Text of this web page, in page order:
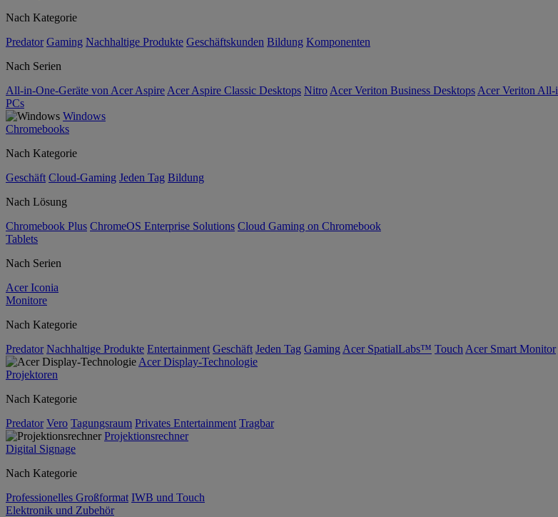
Nach Kategorie
Predator Gaming Nachhaltige Produkte Geschäftskunden Bildung Komponenten
Nach Serien
All-in-One-Geräte von Acer Aspire Acer Aspire Classic Desktops Nitro Acer Veriton Business Desktops Acer Veriton All-
PCs
Windows
Chromebooks
Nach Kategorie
Geschäft Cloud-Gaming Jeden Tag Bildung
Nach Lösung
Chromebook Plus ChromeOS Enterprise Solutions Cloud Gaming on Chromebook
Tablets
Nach Serien
Acer Iconia
Monitore
Nach Kategorie
Predator Nachhaltige Produkte Entertainment Geschäft Jeden Tag Gaming Acer SpatialLabs™ Touch Acer Smart Monitor
Acer Display-Technologie
Projektoren
Nach Kategorie
Predator Vero Tagungsraum Privates Entertainment Tragbar
Projektionsrechner
Digital Signage
Nach Kategorie
Professionelles Großformat IWB und Touch
Elektronik und Zubehör